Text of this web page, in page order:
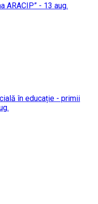
ARACIP” - 13 aug.
în educație - primii